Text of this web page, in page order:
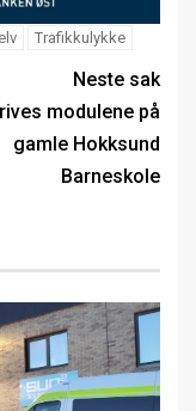
Trafikkulykke
Neste sak
modulene på
gamle Hokksund
Barneskole